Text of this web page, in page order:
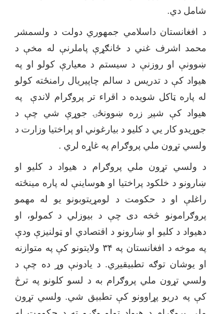
شامل دي.
د افغانستان داسلامي جمهوري دولت د ولسمشر
محمد اشرف غني د ځانګړې پاملرنې له مخې د
ښوونې او روزنې د سیستم د معیارې کولو او په
هیواد کې د تدریس د سالم چاپیریال رامنځته کولو
له پاره ټاکل شویده د اقراء تر پروګرام لاندې په
هیواد کې شپږ زره ښوونځۍ جوړې شي چې د
جوړیدو کار یي د کلیو د بیارغوني او پراختیا وزارت د
ولسي تړون ملي پروګرام په غاړه لري .
د ولسي تړون ملي پروګرام د هیواد د کلیو او
ښارونو د خلکود پراختیا او هوساینې له پاره مینځته
راغلې او د حکومت د لومړیتوبونو یو له مهمو
پروګرامونو څخه دی چې د بیوزلي د کمولو، او
دهیواد د کلیو او ښارونو د اقتصادي او ټولنیزې ودې
په موخه د افغانستان په ۳۴ولایتونو کې په متوازنه
او یوشان توګه تطبیقیږي. د یادونې وړ ده چې د
ولسي تړون ملي پروګرام به د لسو کلونو په ترڅ
کې په دریو پړاوونو کې تطبیق شي. ولسي تړون